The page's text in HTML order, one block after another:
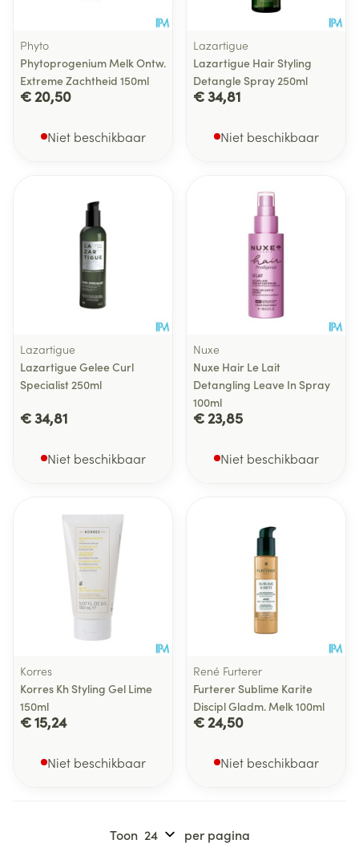
Phyto
Phytoprogenium Melk Ontw.
Extreme Zachtheid 150ml
€ 20,50
Niet beschikbaar
Lazartigue
Lazartigue Hair Styling
Detangle Spray 250ml
€ 34,81
Niet beschikbaar
Lazartigue
Lazartigue Gelee Curl
Specialist 250ml
€ 34,81
Niet beschikbaar
Nuxe
Nuxe Hair Le Lait
Detangling Leave In Spray
100ml
€ 23,85
Niet beschikbaar
Korres
Korres Kh Styling Gel Lime
150ml
€ 15,24
Niet beschikbaar
René Furterer
Furterer Sublime Karite
Discipl Gladm. Melk 100ml
€ 24,50
Niet beschikbaar
Toon per pagina